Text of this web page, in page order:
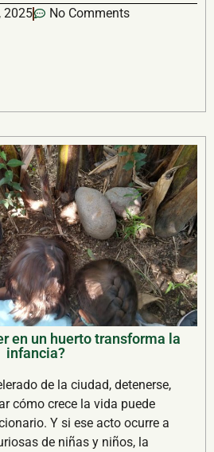
2025
No Comments
en un huerto transforma la
infancia?
de la ciudad, detenerse,
cómo crece la vida puede
Y si ese acto ocurre a
de niñas y niños, la